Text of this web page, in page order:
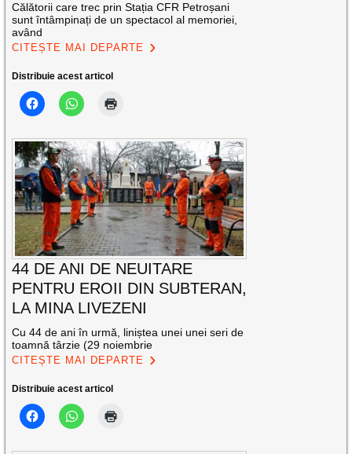
Călătorii care trec prin Stația CFR Petroșani
sunt întâmpinați de un spectacol al memoriei,
având
CITEȘTE MAI DEPARTE
Distribuie acest articol
44 DE ANI DE NEUITARE
PENTRU EROII DIN SUBTERAN,
LA MINA LIVEZENI
Cu 44 de ani în urmă, liniștea unei unei seri de
toamnă târzie (29 noiembrie
CITEȘTE MAI DEPARTE
Distribuie acest articol